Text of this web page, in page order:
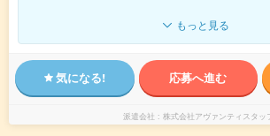
もっと見る
気になる! 応募へ進む
派遣会社 株式会社アヴァンティスタッ